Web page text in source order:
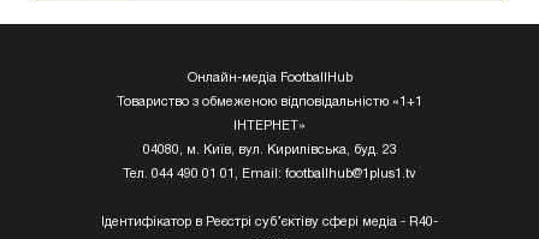
Онлайн-медіа FootballHub
Товариство з обмеженою відповідальністю «1+1
ІНТЕРНЕТ»
04080, м. Київ, вул. Кирилівська, буд. 23
Тел. 044 490 01 01, Email: footballhub@1plus1.tv
Ідентифікатор в Реєстрі суб’єктіву сфері медіа - R40-